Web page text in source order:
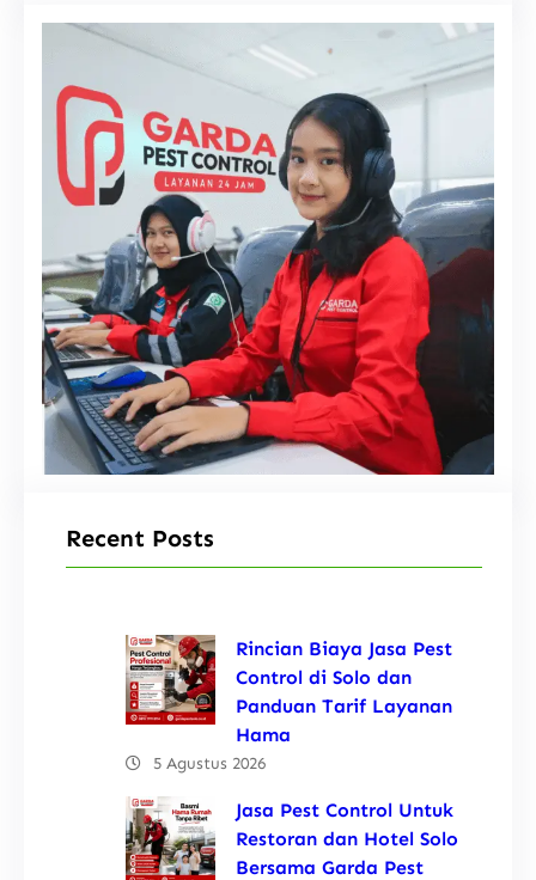
i
Recent Posts
Rincian Biaya Jasa Pest
Control di Solo dan
Panduan Tarif Layanan
Hama
5 Agustus 2026
Jasa Pest Control Untuk
Restoran dan Hotel Solo
Bersama Garda Pest